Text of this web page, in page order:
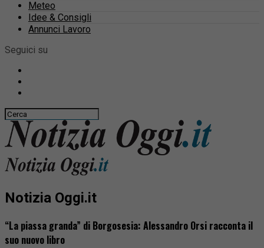
Meteo
Idee & Consigli
Annunci Lavoro
Seguici su
Notizia Oggi.it
“La piassa granda” di Borgosesia: Alessandro Orsi racconta il
suo nuovo libro